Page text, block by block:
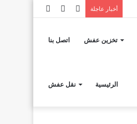
أخبار عاجلة
إضافة
جانبي
مقالتسجيل
اتصل بنا تخزين عفش
نقل عفش الرئيسية